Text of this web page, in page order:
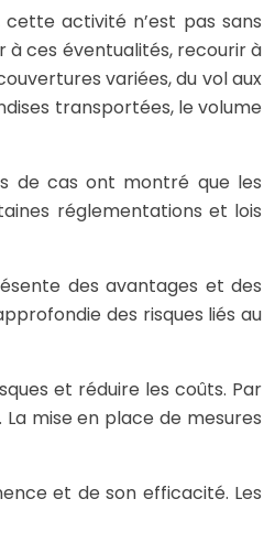
activité n’est pas sans
à ces éventualités, recourir à
variées, du vol aux
transportées, le volume
de cas ont montré que les
réglementations et lois
des avantages et des
des risques liés au
et réduire les coûts. Par
mise en place de mesures
et de son efficacité. Les